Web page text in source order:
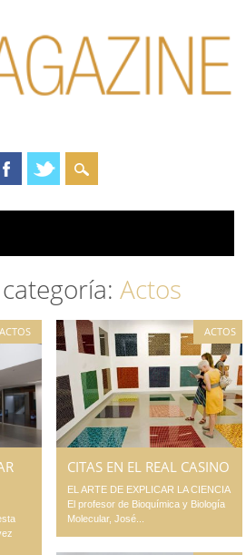
Actos
ACTOS ACTOS
CITAS EN EL REAL CASINO
EL ARTE DE EXPLICAR LA CIENCIA
El profesor de Bioquímica y Biología
Molecular, José...